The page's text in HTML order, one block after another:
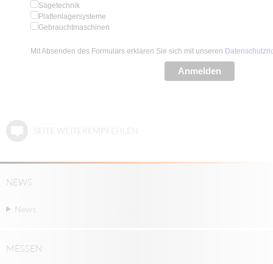
Sägetechnik
Plattenlagersysteme
Gebrauchtmaschinen
Mit Absenden des Formulars erklären Sie sich mit unseren
Anmelden
NEWS
News
MESSEN